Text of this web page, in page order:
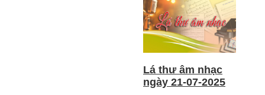
Lá thư âm nhạc
ngày 21-07-2025